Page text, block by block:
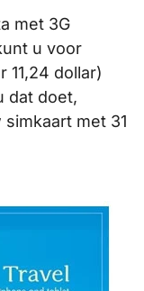
met 3G
u voor
11,24 dollar)
dat doet,
met 31